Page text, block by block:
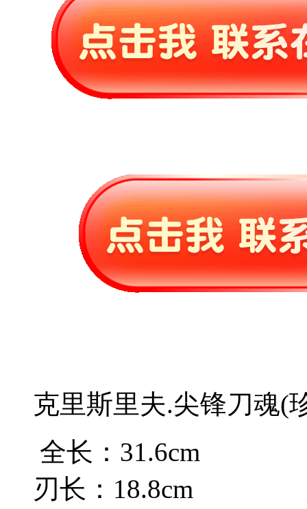
克里斯里夫.尖锋刀魂(
全长：31.6cm
刃长：18.8cm